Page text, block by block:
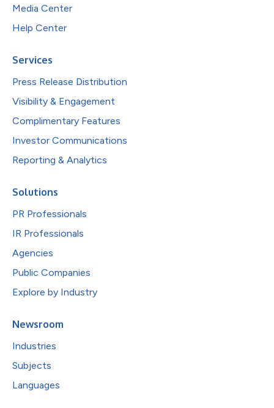
Media Center
Help Center
Services
Press Release Distribution
Visibility & Engagement
Complimentary Features
Investor Communications
Reporting & Analytics
Solutions
PR Professionals
IR Professionals
Agencies
Public Companies
Explore by Industry
Newsroom
Industries
Subjects
Languages